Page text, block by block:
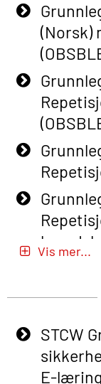
(Norsk)
E-læring
Basic
Basic
Course
Vis mer...
STCW
E-